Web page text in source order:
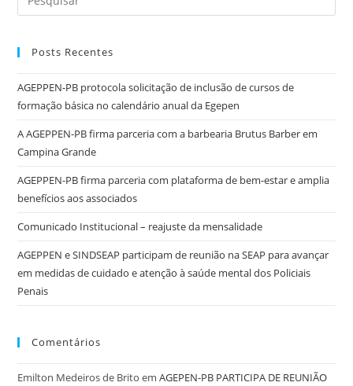
Posts Recentes
AGEPPEN-PB protocola solicitação de inclusão de cursos de
formação básica no calendário anual da Egepen
A AGEPPEN-PB firma parceria com a barbearia Brutus Barber em
Campina Grande
AGEPPEN-PB firma parceria com plataforma de bem-estar e amplia
benefícios aos associados
Comunicado Institucional – reajuste da mensalidade
AGEPPEN e SINDSEAP participam de reunião na SEAP para avançar
em medidas de cuidado e atenção à saúde mental dos Policiais
Penais
Comentários
Emilton Medeiros de Brito emAGEPEN-PB PARTICIPA DE REUNIÃO